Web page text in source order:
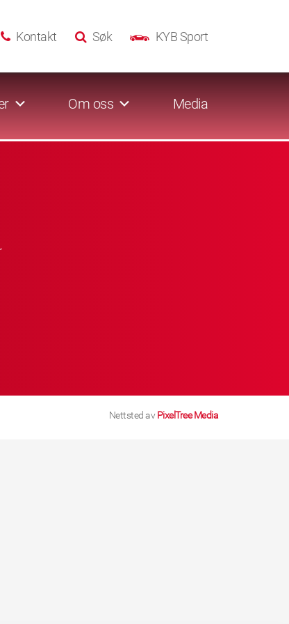
KYB Sport
Søk
Kontakt
Om oss Media
Nettsted avPixelTree Media